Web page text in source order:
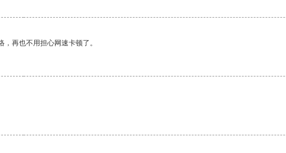
再也不用担心网速卡顿了。